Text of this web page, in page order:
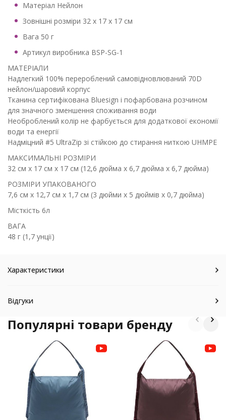
Матеріал Нейлон
Зовнішні розміри 32 х 17 х 17 см
Вага 50 г
Артикул виробника BSP-SG-1
МАТЕРІАЛИ
Надлегкий 100% перероблений самовідновлюваний 70D
нейлон/шаровий корпус
Тканина сертифікована Bluesign і пофарбована розчином
для значного зменшення споживання води
Необроблений колір не фарбується для додаткової економії
води та енергії
Надміцний #5 UltraZip зі стійкою до стирання ниткою UHMPE
МАКСИМАЛЬНІ РОЗМІРИ
32 см x 17 см x 17 см (12,6 дюйма x 6,7 дюйма x 6,7 дюйма)
РОЗМІРИ УПАКОВАНОГО
7,6 см x 12,7 см x 1,7 см (3 дюйми x 5 дюймів x 0,7 дюйма)
Місткість 6л
ВАГА
48 г (1,7 унції)
Характеристики
Відгуки
Популярні товари бренду